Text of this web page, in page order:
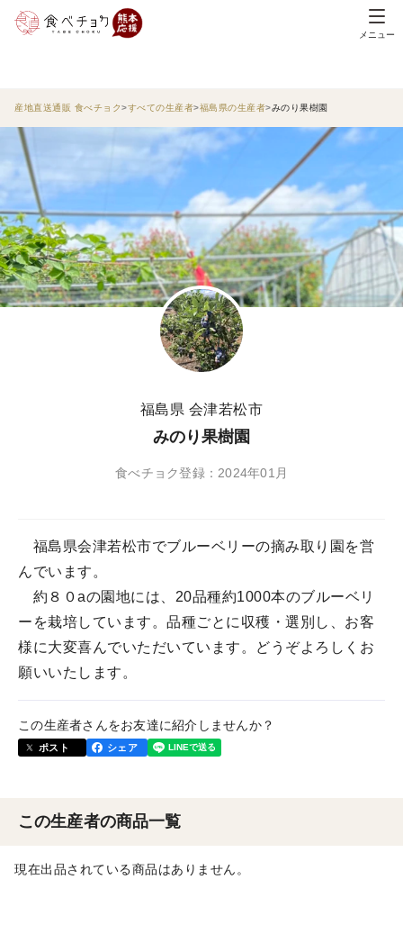
メニュー
産地直送通販 食べチョク すべての生産者 福島県の生産者 みのり果樹園
福島県 会津若松市
みのり果樹園
食べチョク登録：2024年01月
福島県会津若松市でブルーベリーの摘み取り園を営
んでいます。
約８０aの園地には、20品種約1000本のブルーベリ
ーを栽培しています。品種ごとに収穫・選別し、お客
様に大変喜んでいただいています。どうぞよろしくお
願いいたします。
この生産者さんをお友達に紹介しませんか？
ポスト シェア
この生産者の商品一覧
現在出品されている商品はありません。